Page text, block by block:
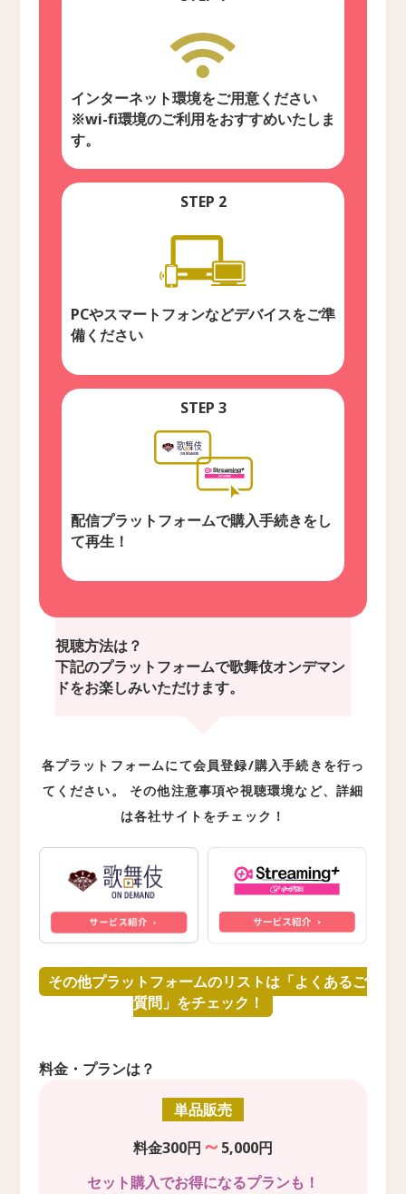
インターネット環境をご用意ください
※wi-fi環境のご利用をおすすめいたしま
す。
STEP 2
PCやスマートフォンなどデバイスをご準
備ください
STEP 3
配信プラットフォームで購入手続きをし
て再生！
視聴方法は？
下記のプラットフォームで歌舞伎オンデマン
ドをお楽しみいただけます。
各プラットフォームにて会員登録/購入手続きを行っ
てください。 その他注意事項や視聴環境など、詳細
は各社サイトをチェック！
その他プラットフォームのリストは「よくあるご
質問」をチェック！
料金・プランは？
単品販売
料金300円 ～ 5,000円
セット購入でお得になるプランも！